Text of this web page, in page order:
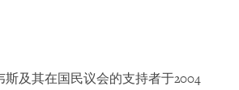
斯及其在国民议会的支持者于2004